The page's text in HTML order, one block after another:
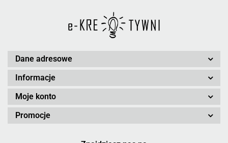
Dane adresowe
Informacje
Moje konto
Promocje